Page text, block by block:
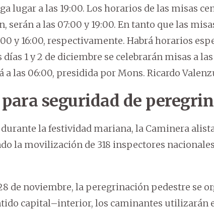
lugar a las 19:00. Los horarios de las misas
serán a las 07:00 y 19:00. En tanto que las
y 16:00, respectivamente. Habrá horarios
1 y 2 de diciembre se celebrarán misas a las
las 06:00, presidida por Mons. Ricardo
seguridad de
la festividad mariana, la Caminera
la movilización de 318 inspectores nacionales
de noviembre, la peregrinación pedestre se
capital–interior, los caminantes utilizarán